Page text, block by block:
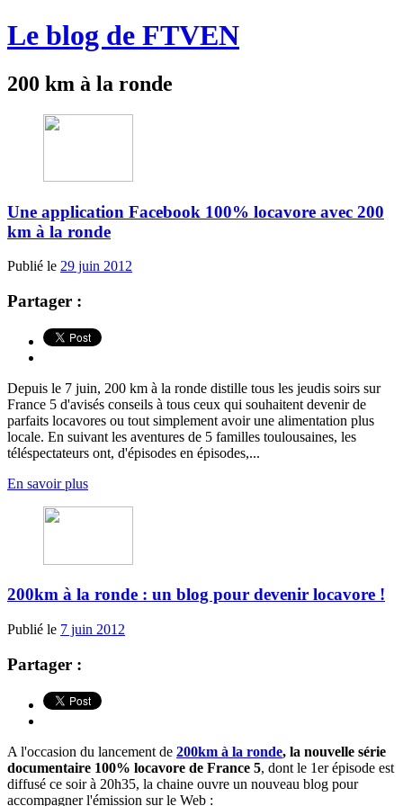
Le blog de FTVEN
200 km à la ronde
Une application Facebook 100% locavore avec 200
km à la ronde
Publié le 29 juin 2012
Partager :
Depuis le 7 juin, 200 km à la ronde distille tous les jeudis soirs sur
France 5 d'avisés conseils à tous ceux qui souhaitent devenir de
parfaits locavores ou tout simplement avoir une alimentation plus
locale. En suivant les aventures de 5 familles toulousaines, les
téléspectateurs ont, d'épisodes en épisodes,...
En savoir plus
200km à la ronde : un blog pour devenir locavore !
Publié le 7 juin 2012
Partager :
A l'occasion du lancement de 200km à la ronde, la nouvelle série
documentaire 100% locavore de France 5, dont le 1er épisode est
diffusé ce soir à 20h35, la chaine ouvre un nouveau blog pour
accompagner l'émission sur le Web :